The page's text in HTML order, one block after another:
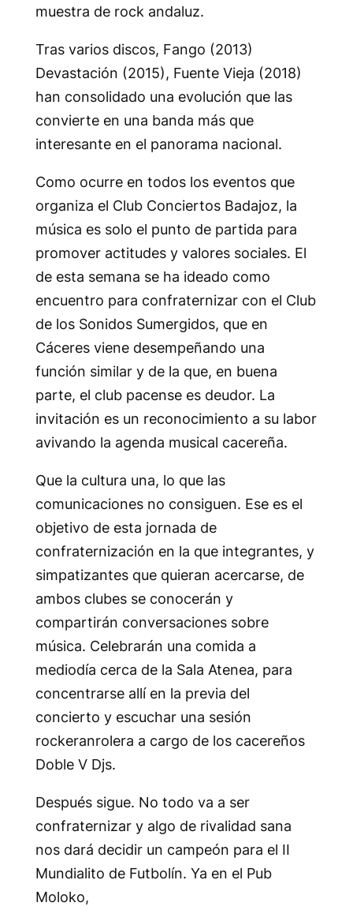
muestra de rock andaluz.
Tras varios discos, Fango (2013)
Devastación (2015), Fuente Vieja (2018)
han consolidado una evolución que las
convierte en una banda más que
interesante en el panorama nacional.
Como ocurre en todos los eventos que
organiza el Club Conciertos Badajoz, la
música es solo el punto de partida para
promover actitudes y valores sociales. El
de esta semana se ha ideado como
encuentro para confraternizar con el Club
de los Sonidos Sumergidos, que en
Cáceres viene desempeñando una
función similar y de la que, en buena
parte, el club pacense es deudor. La
invitación es un reconocimiento a su labor
avivando la agenda musical cacereña.
Que la cultura una, lo que las
comunicaciones no consiguen. Ese es el
objetivo de esta jornada de
confraternización en la que integrantes, y
simpatizantes que quieran acercarse, de
ambos clubes se conocerán y
compartirán conversaciones sobre
música. Celebrarán una comida a
mediodía cerca de la Sala Atenea, para
concentrarse allí en la previa del
concierto y escuchar una sesión
rockeranrolera a cargo de los cacereños
Doble V Djs.
Después sigue. No todo va a ser
confraternizar y algo de rivalidad sana
nos dará decidir un campeón para el II
Mundialito de Futbolín. Ya en el Pub
Moloko,